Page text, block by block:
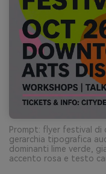
Prompt: flyer festival di
gerarchia tipografica
dominanti lime verde,
accento rosa e testo